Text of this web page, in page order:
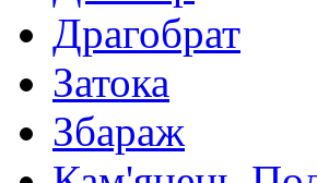
Драгобрат
Затока
Збараж